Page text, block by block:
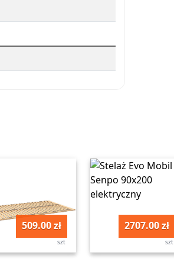
509.00 zł
szt
2707.00 zł
szt